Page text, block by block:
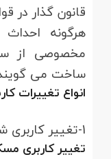
قانون گذار در
هرگونه
مخصوصی از
ساخت می
انواع تغییرات
1-تغییر کاربری شهری 2-تغییر کاربری زراعی.
تغییر کاربری